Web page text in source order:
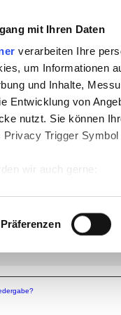
mit Ihren Daten
verarbeiten Ihre
um Informationen
und Inhalte,
Entwicklung von
nutzt. Sie können
Trigger
wir auch gerne:
Scannen nach
Inhalte und Anzeigen
Zugriffe auf unsere
Präferenzen
Geschichte -
-So
Werbung
FORMEN DER
▪Inhaltsangabe ▪
▪ Musterbeispiele ▪
Operatoren